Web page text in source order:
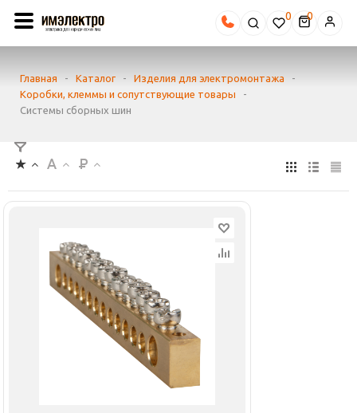
0
Главная - Каталог - Изделия для электромонтажа
-
Коробки, клеммы и сопутствующие товары
-
Системы сборных шин